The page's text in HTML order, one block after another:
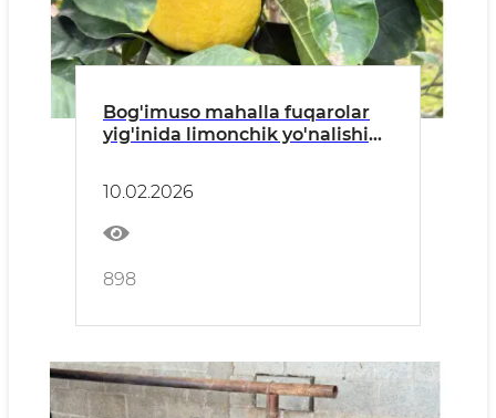
Bog'imuso mahalla fuqarolar
yig'inida limonchik yo'nalishida
10.02.2026
898